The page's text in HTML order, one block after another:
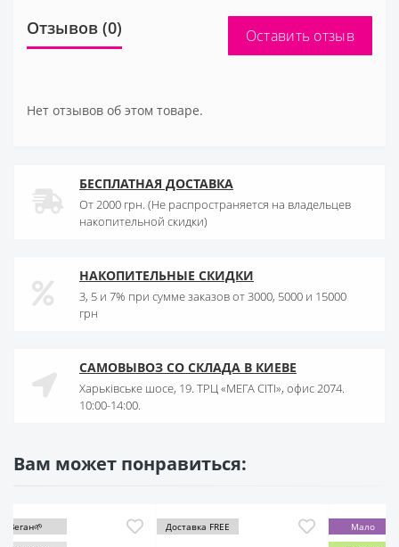
Отзывов (0) Оставить отзыв
Нет отзывов об этом товаре.
БЕСПЛАТНАЯ ДОСТАВКА
От 2000 грн. (Не распространяется на владельцев
накопительной скидки)
НАКОПИТЕЛЬНЫЕ СКИДКИ
3, 5 и 7% при сумме заказов от 3000, 5000 и 15000
грн
САМОВЫВОЗ СО СКЛАДА В КИЕВЕ
Харьківське шосе, 19. ТРЦ «МЕГА СІТІ», офис 2074.
10:00-14:00.
Вам может понравиться:
Доставка FREE